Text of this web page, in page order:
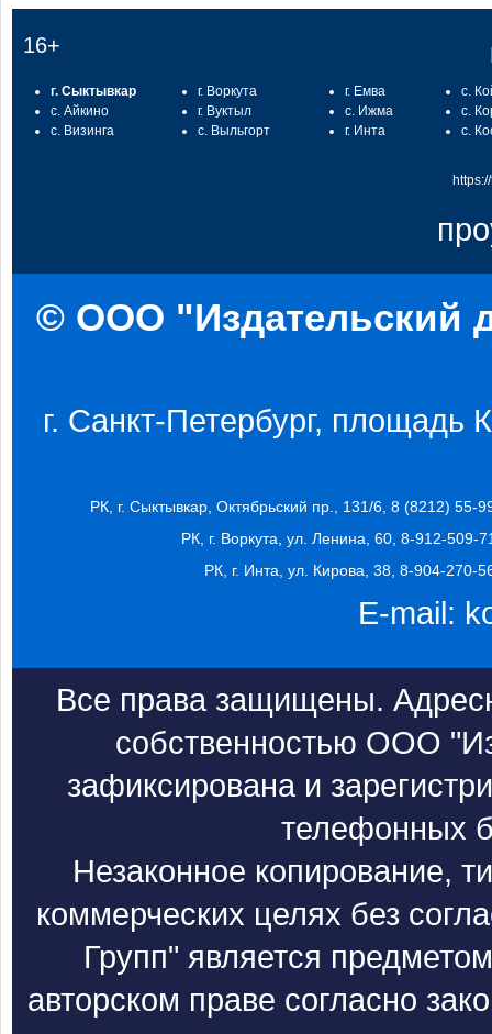
16+
г. Сыктывкар
с. Айкино
с. Визинга
г. Воркута
г. Вуктыл
с. Выльгорт
г. Емва
с. Ижма
г. Инта
с.
с.
с.
© ООО "Издательский
г. Санкт-Петербург, площадь
РК, г. Сыктывкар, Октябрьский пр., 131/6, 8 (8212) 55-
РК, г. Воркута, ул. Ленина, 60, 8-912-509-
РК, г. Инта, ул. Кирова, 38, 8-904-270-
E-mail:
Все права защищены.
собственностью ООО
зафиксирована и
телефонных
Незаконное копирование,
коммерческих целях без
Групп" является
авторском праве согласно